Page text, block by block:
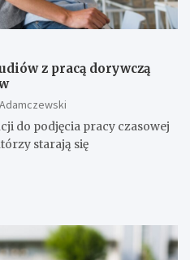
z pracą dorywczą
do podjęcia pracy czasowej
starają się